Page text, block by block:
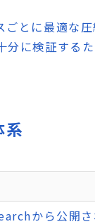
ごとに最適な
分に検証する
から公開